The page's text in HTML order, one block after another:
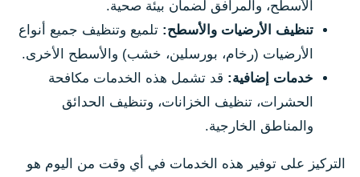
الأسطح، والمرافق لضمان بيئة صحية.
تنظيف الأرضيات والأسطح: تلميع وتنظيف جميع أنواع
الأرضيات (رخام، بورسلين، خشب) والأسطح الأخرى.
خدمات إضافية: قد تشمل هذه الخدمات مكافحة
الحشرات، تنظيف الخزانات، وتنظيف الحدائق
والمناطق الخارجية.
التركيز على توفير هذه الخدمات في أي وقت من اليوم هو